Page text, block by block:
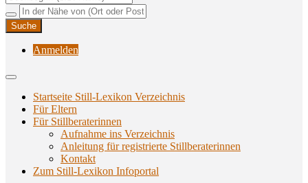
Still-lexikon Verzeichnis
Unterstützungsangebote rund ums Stillen
Anmelden
Startseite Still-Lexikon Verzeichnis
Für Eltern
Für Stillberaterinnen
Aufnahme ins Verzeichnis
Anlei­tung für regis­trier­te Stillberaterinnen
Kon­takt
Zum Still-Lexikon Infoportal